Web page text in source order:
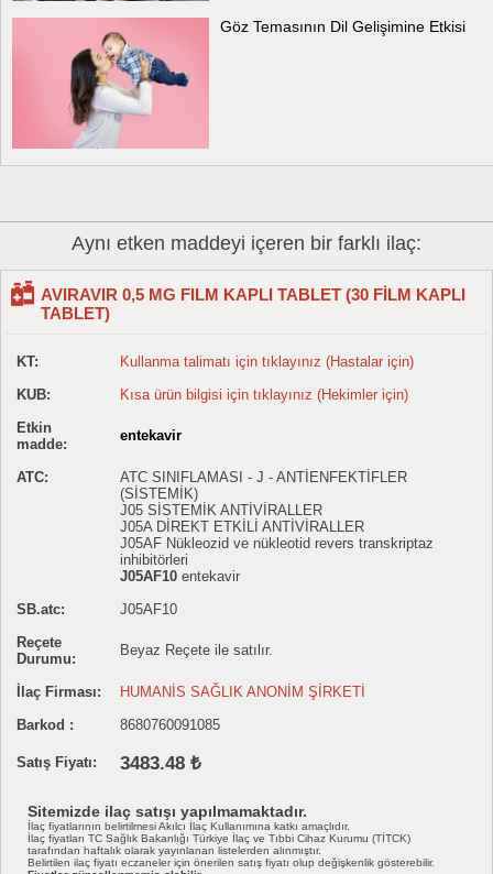
Göz Temasının Dil Gelişimine Etkisi
Aynı etken maddeyi içeren bir farklı ilaç:
AVIRAVIR 0,5 MG FILM KAPLI TABLET (30 FİLM KAPLI
TABLET)
KT:
Kullanma talimatı için tıklayınız (Hastalar için)
KUB:
Kısa ürün bilgisi için tıklayınız (Hekimler için)
Etkin
madde:
entekavir
ATC:
ATC SINIFLAMASI - J - ANTİENFEKTİFLER
(SİSTEMİK)
J05 SİSTEMİK ANTİVİRALLER
J05A DİREKT ETKİLİ ANTİVİRALLER
J05AF Nükleozid ve nükleotid revers transkriptaz
inhibitörleri
J05AF10 entekavir
SB.atc:
J05AF10
Reçete
Durumu:
Beyaz Reçete ile satılır.
İlaç Firması:
HUMANİS SAĞLIK ANONİM ŞİRKETİ
Barkod :
8680760091085
Satış Fiyatı: 3483.48 ₺
Sitemizde ilaç satışı yapılmamaktadır.
İlaç fiyatlarının belirtilmesi Akılcı İlaç Kullanımına katkı amaçlıdır.
İlaç fiyatları TC Sağlık Bakanlığı Türkiye İlaç ve Tıbbi Cihaz Kurumu (TİTCK)
tarafından haftalık olarak yayınlanan listelerden alınmıştır.
Belirtilen ilaç fiyatı eczaneler için önerilen satış fiyatı olup değişkenlik gösterebilir.